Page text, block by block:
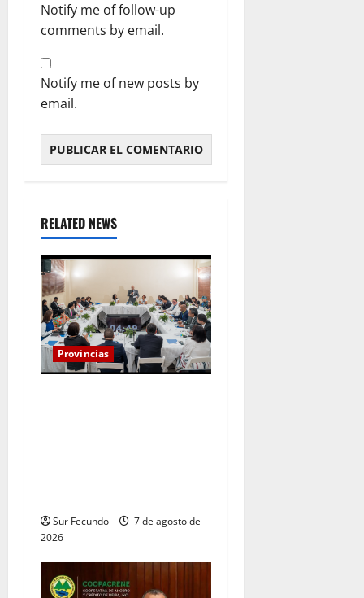
Notify me of follow-up
comments by email.
Notify me of new posts by
email.
RELATED NEWS
Provincias
Sur Fecundo
7 de agosto de
2026